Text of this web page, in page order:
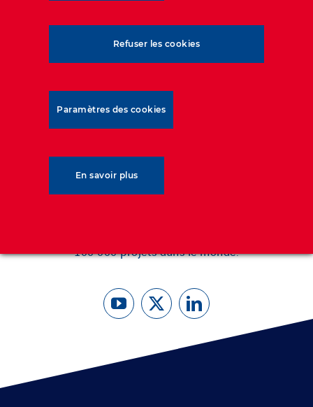
d’expérience inégalés dans les applications de
remblais renforcés et de l’interaction sol-structure.
concevoir : RETENIR, FRANCHIR, PROTÉGER et
RENFORCER.
100 000 projets dans le monde.
Refuser les cookies
En savoir plus
Paramètres des cookies